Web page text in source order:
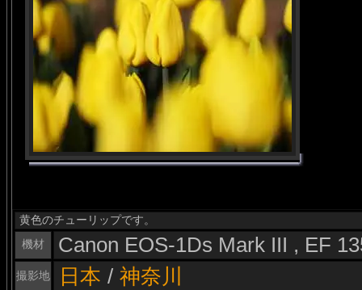
黄色のチューリップです。
機材
Canon EOS-1Ds Mark III , EF
撮影地 日本 / 神奈川